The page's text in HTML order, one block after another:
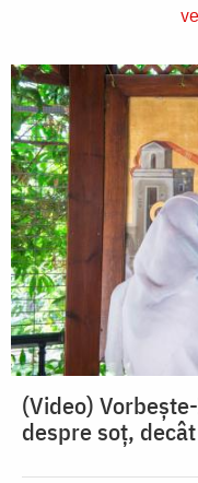
(Video)
despre soț,